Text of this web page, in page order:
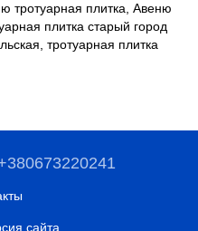
тротуарная плитка, Авеню
плитка старый город
тротуарная плитка
сайта